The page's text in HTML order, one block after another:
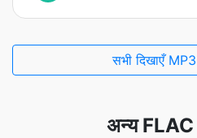
सभी दिखाएँ
अन्य FLAC